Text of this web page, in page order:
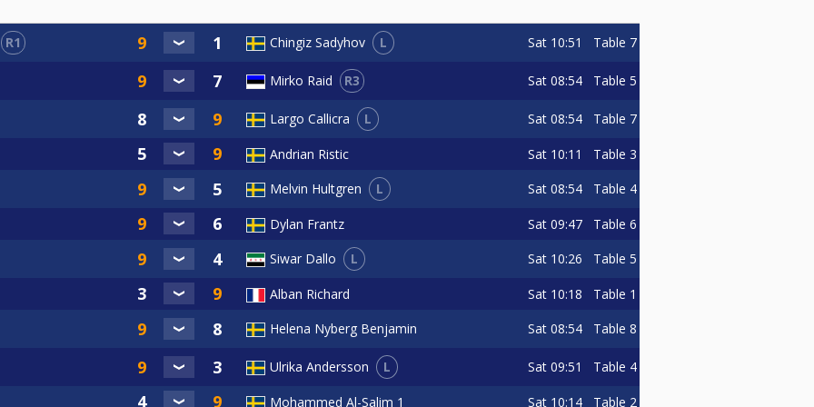
annan orsak skall om möjligt göras innan lottning för tävlingen lagts upp, annars innan
kommer föreningen att få en faktura för spelarens startavgift.
delta osv, se Nationella och grengemensamma tävlingsbestämmelserna på
R1 Chingiz Sadyhov L Sat 10:51 Table 7
Mirko Raid R3 Sat 08:54 Table 5
Largo Callicra L Sat 08:54 Table 7
Andrian Ristic Sat 10:11 Table 3
Melvin Hultgren L Sat 08:54 Table 4
Dylan Frantz Sat 09:47 Table 6
Siwar Dallo L Sat 10:26 Table 5
Alban Richard Sat 10:18 Table 1
Helena Nyberg Benjamin Sat 08:54 Table 8
Ulrika Andersson L Sat 09:51 Table 4
Mohammed Al-Salim 1 Sat 10:14 Table 2